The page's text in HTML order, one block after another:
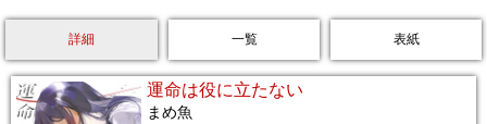
詳細 一覧 表紙
運命は役に立たない
まめ魚